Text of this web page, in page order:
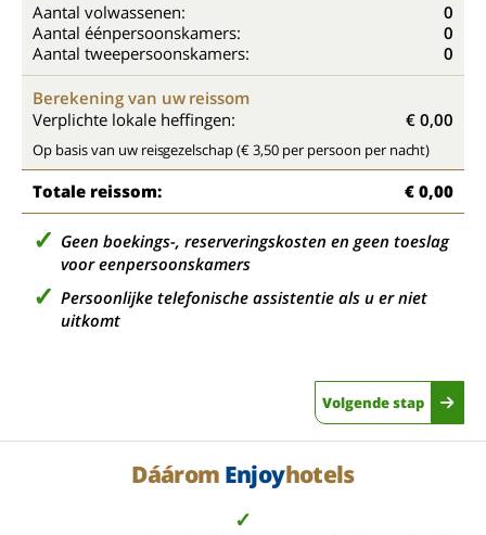
Aantal volwassenen:
0
Aantal éénpersoonskamers:
0
Aantal tweepersoonskamers:
0
Berekening van uw reissom
Verplichte lokale heffingen:
€ 0,00
Op basis van uw reisgezelschap (€ 3,50 per persoon per nacht)
Totale reissom: € 0,00
Geen boekings-, reserveringskosten en geen toeslag
voor eenpersoonskamers
Persoonlijke telefonische assistentie als u er niet
uitkomt
Volgende stap
Dáárom Enjoyhotels
✓